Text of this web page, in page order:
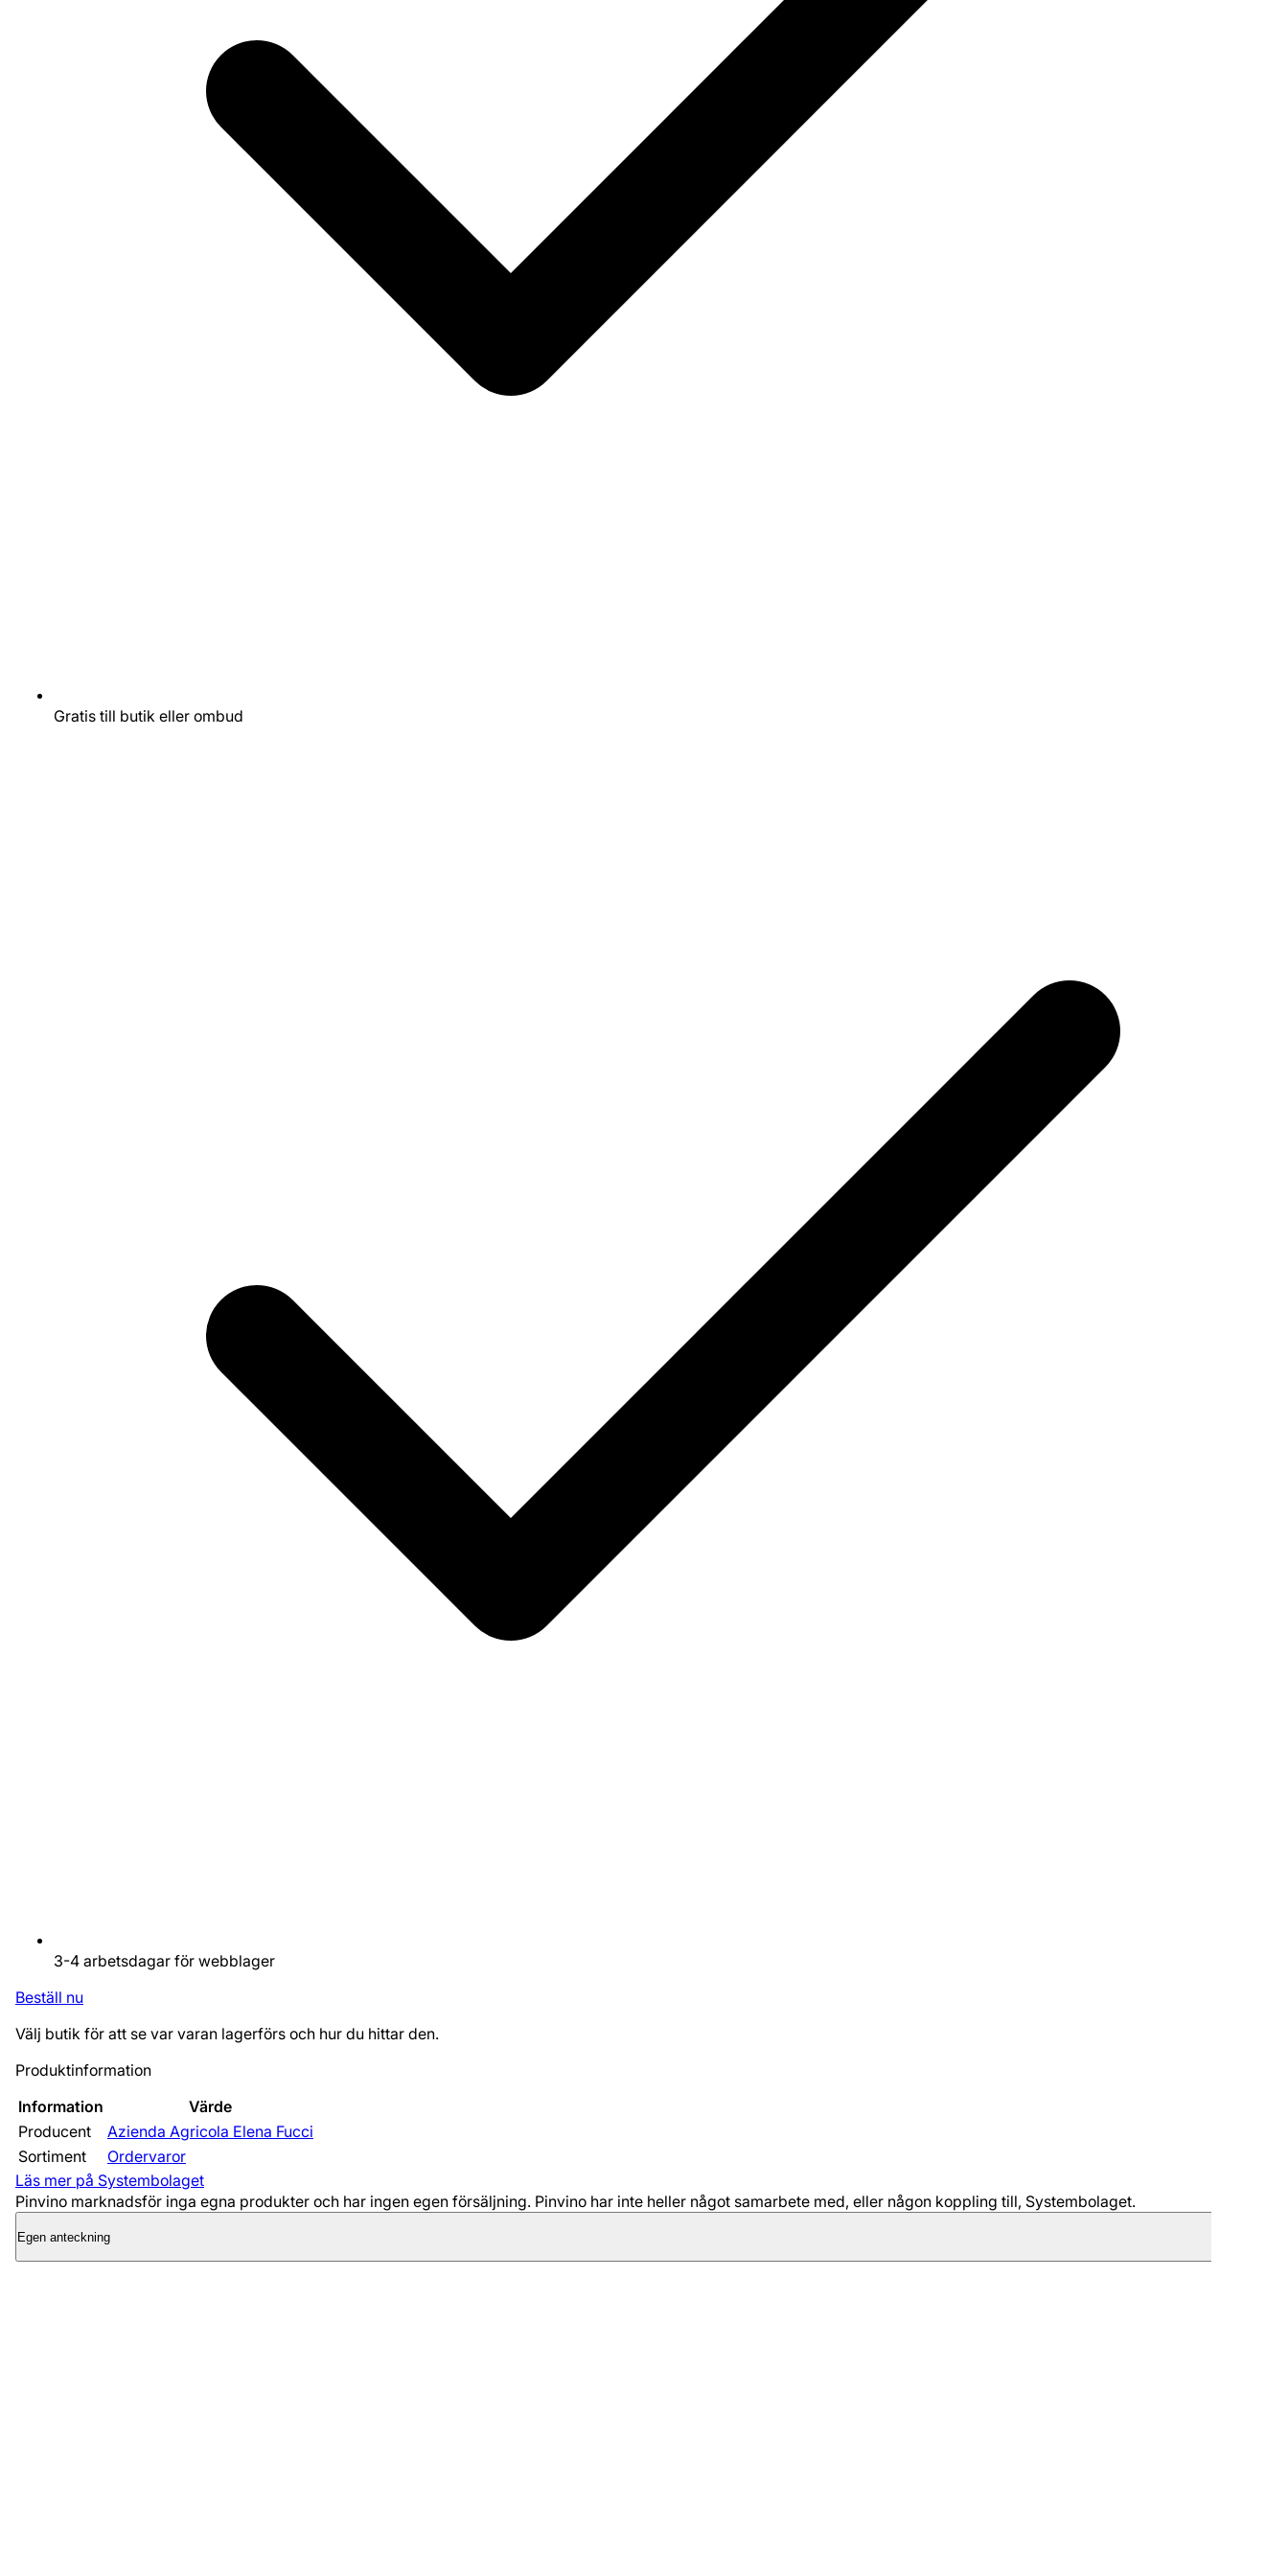
Gratis till butik eller ombud
3-4 arbetsdagar för webblager
Beställ nu
Välj butik för att se var varan lagerförs och hur du hittar den.
Produktinformation
Information
Värde
Producent
Azienda Agricola Elena Fucci
Sortiment
Ordervaror
Läs mer på Systembolaget
Pinvino marknadsför inga egna produkter och har ingen egen försäljning. Pinvino har inte heller något samarbete med, eller någon koppling till, Systembolaget.
Egen anteckning